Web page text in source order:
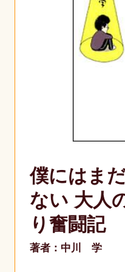
僕にはま
ない 大人
り奮闘記
著者：中川 学